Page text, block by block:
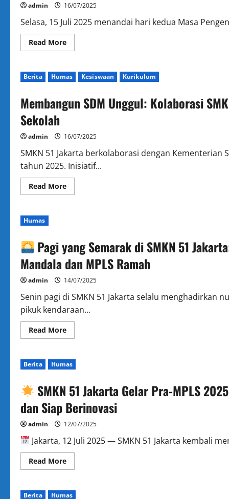
admin 16/07/2025
Selasa, 15 Juli 2025 menandai hari kedua Masa
Read MoreRead
more
SMKN
51
Jakarta:
Kedua
Penuh
Energi
Anak
Berita Humas Kesiswaan Kurikulum
Membangun SDM Unggul: Kolaborasi
Sekolah
admin 16/07/2025
SMKN 51 Jakarta berkolaborasi dengan Kementerian
tahun 2025. Inisiatif...
Read MoreRead
more
Jakarta
dengan
Program
Setneg
ke
Sekolah
Humas
Pagi yang Semarak di SMKN 51
Mandala dan MPLS Ramah
admin 14/07/2025
Senin pagi di SMKN 51 Jakarta selalu menghadirkan
pikuk kendaraan...
Read MoreRead
more
Pagi
yang
Semarak
SMKN
51
Jakarta:
Menyambut
Hari
dengan
Wiyata
Mandala
dan
MPLS
Ramah
Berita Humas
SMKN 51 Jakarta Gelar Pra-MPLS
dan Siap Berinovasi
admin 12/07/2025
Jakarta, 12 Juli 2025 — SMKN 51 Jakarta kembali
Read MoreRead
more
SMKN
51
Berita Humas